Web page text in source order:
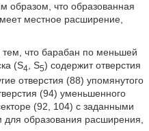
образом, что образованная
местное расширение,
что барабан по меньшей
(S4, S5) содержит отверстия
отверстия (88) упомянутого
(94) уменьшенного
(92, 104) с заданными
образования расширения,